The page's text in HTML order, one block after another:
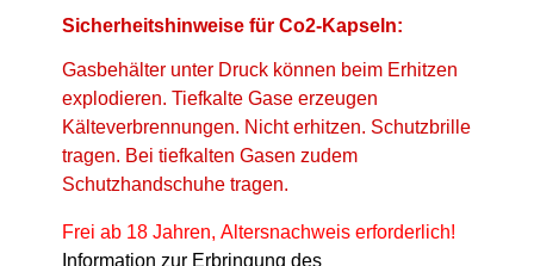
Sicherheitshinweise für Co2-Kapseln:
Gasbehälter unter Druck können beim Erhitzen
explodieren. Tiefkalte Gase erzeugen
Kälteverbrennungen. Nicht erhitzen. Schutzbrille
tragen. Bei tiefkalten Gasen zudem
Schutzhandschuhe tragen.
Frei ab 18 Jahren, Altersnachweis erforderlich!
Information zur Erbringung des